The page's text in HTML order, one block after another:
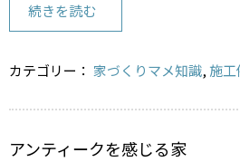
a
続きを読む
カテゴリー： 家づくりマメ知識, 施工
アンティークを感じる家